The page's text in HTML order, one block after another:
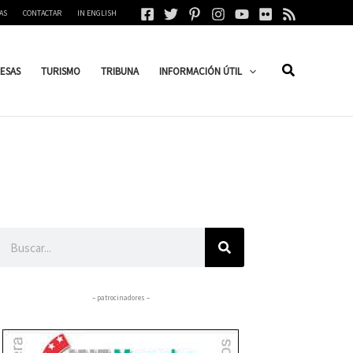
CONTACTAR IN ENGLISH
TURISMO TRIBUNA INFORMACIÓN ÚTIL
– patrocinadores –